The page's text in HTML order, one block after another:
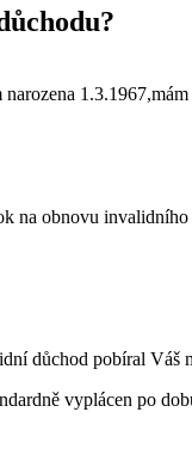
obnovu
důchod pobíral Váš
vyplácen po